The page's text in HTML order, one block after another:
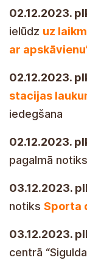
02.12.2023.
ielūdz uz
ar
02.12.2023.
stacijas
iedegšana
02.12.2023.
pagalmā
03.12.2023.
notiks Sporta
03.12.2023.
centrā